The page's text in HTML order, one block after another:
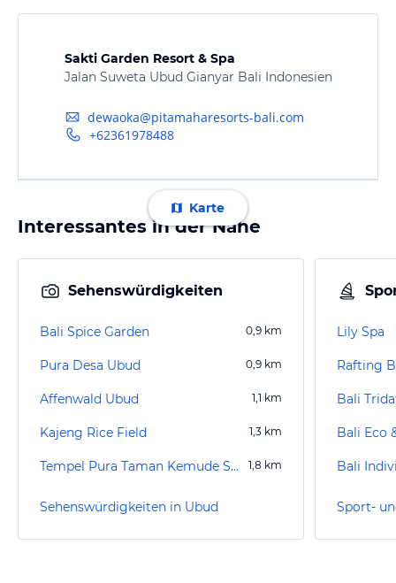
Sakti Garden Resort & Spa
Jalan Suweta Ubud Gianyar Bali Indonesien
dewaoka@pitamaharesorts-bali.com
+62361978488
Karte
Interessantes in der Nähe
Sehenswürdigkeiten
Bali Spice Garden 0,9 km
Pura Desa Ubud 0,9 km
Affenwald Ubud 1,1 km
Kajeng Rice Field 1,3 km
Tempel Pura Taman Kemude Saraswati 1,8 km
Sehenswürdigkeiten in Ubud
Lily Spa
Sport-